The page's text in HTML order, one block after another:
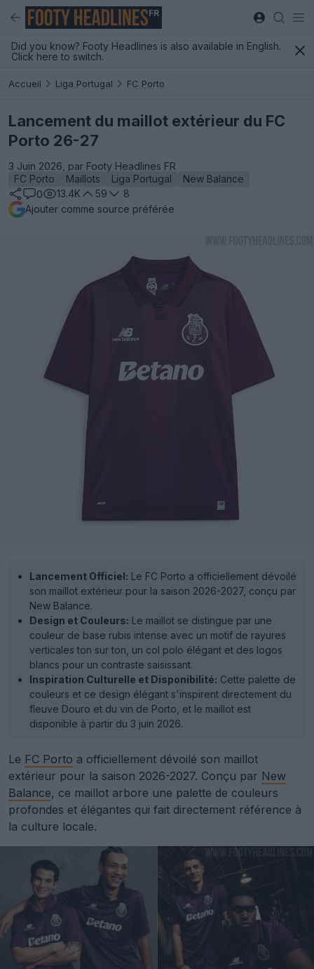
FR
Did you know? Footy Headlines is also available in English.
Click here to switch.
Accueil Liga Portugal FC Porto
Lancement du maillot extérieur du FC
Porto 26-27
3 Juin 2026, par Footy Headlines FR
FC Porto
Maillots Liga Portugal
New Balance
0
13.4K 59
8
Ajouter comme source préférée
Lancement Officiel: Le FC Porto a officiellement dévoilé
son maillot extérieur pour la saison 2026-2027, conçu par
New Balance.
Design et Couleurs: Le maillot se distingue par une
couleur de base rubis intense avec un motif de rayures
verticales ton sur ton, un col polo élégant et des logos
blancs pour un contraste saisissant.
Inspiration Culturelle et Disponibilité: Cette palette de
couleurs et ce design élégant s'inspirent directement du
fleuve Douro et du vin de Porto, et le maillot est
disponible à partir du 3 juin 2026.
Le FC Porto a officiellement dévoilé son maillot
extérieur pour la saison 2026-2027. Conçu par New
Balance, ce maillot arbore une palette de couleurs
profondes et élégantes qui fait directement référence à
la culture locale.